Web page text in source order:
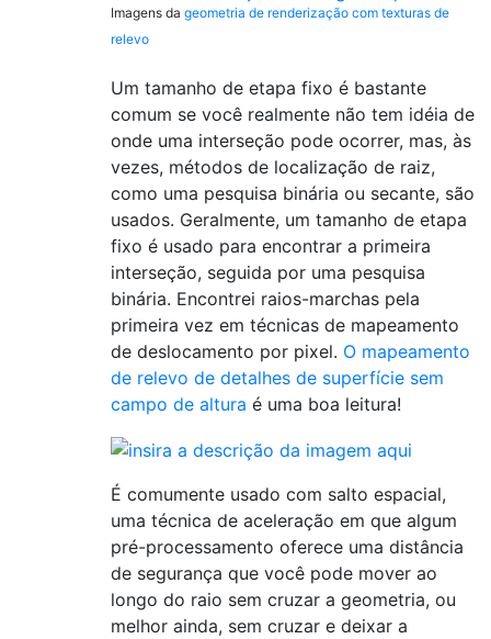
Imagens da geometria de renderização com texturas de
relevo
Um tamanho de etapa fixo é bastante
comum se você realmente não tem idéia de
onde uma interseção pode ocorrer, mas, às
vezes, métodos de localização de raiz,
como uma pesquisa binária ou secante, são
usados. Geralmente, um tamanho de etapa
fixo é usado para encontrar a primeira
interseção, seguida por uma pesquisa
binária. Encontrei raios-marchas pela
primeira vez em técnicas de mapeamento
de deslocamento por pixel. O mapeamento
de relevo de detalhes de superfície sem
campo de altura é uma boa leitura!
É comumente usado com salto espacial,
uma técnica de aceleração em que algum
pré-processamento oferece uma distância
de segurança que você pode mover ao
longo do raio sem cruzar a geometria, ou
melhor ainda, sem cruzar e deixar a